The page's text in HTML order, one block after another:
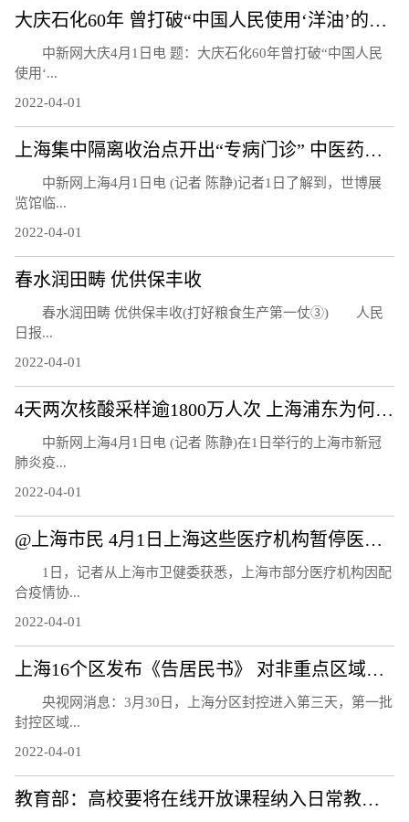
大庆石化60年 曾打破“中国人民使用‘洋油’的时代”
中新网大庆4月1日电 题：大庆石化60年曾打破“中国人民
使用‘...
2022-04-01
上海集中隔离收治点开出“专病门诊” 中医药技术方法融入救治
中新网上海4月1日电 (记者 陈静)记者1日了解到，世博展
览馆临...
2022-04-01
春水润田畴 优供保丰收
春水润田畴 优供保丰收(打好粮食生产第一仗③) 人民
日报...
2022-04-01
4天两次核酸采样逾1800万人次 上海浦东为何还要继续封控？
中新网上海4月1日电 (记者 陈静)在1日举行的上海市新冠
肺炎疫...
2022-04-01
@上海市民 4月1日上海这些医疗机构暂停医疗服务
1日，记者从上海市卫健委获悉，上海市部分医疗机构因配
合疫情协...
2022-04-01
上海16个区发布《告居民书》 对非重点区域居民进行抗原检测
央视网消息：3月30日，上海分区封控进入第三天，第一批
封控区域...
2022-04-01
教育部：高校要将在线开放课程纳入日常教学管理 与线下课程同管理同要求